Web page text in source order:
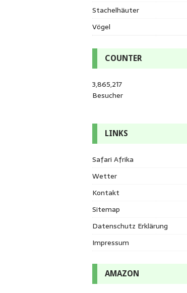
Stachelhäuter
Vögel
COUNTER
3,865,217
Besucher
LINKS
Safari Afrika
Wetter
Kontakt
Sitemap
Datenschutz Erklärung
Impressum
AMAZON